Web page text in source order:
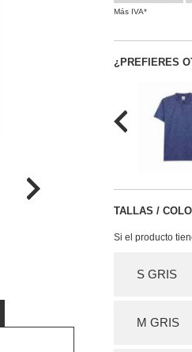
Más IVA*
¿PREFIERES
TALLAS /
Si el producto
S GRIS
M GRIS